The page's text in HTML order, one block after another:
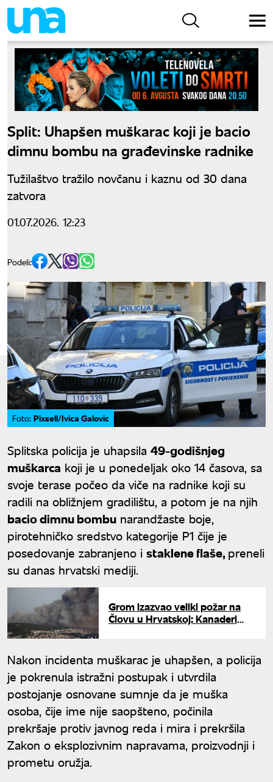
Split: Uhapšen muškarac koji je bacio
dimnu bombu na građevinske radnike
Tužilaštvo tražilo novčanu i kaznu od 30 dana
zatvora
01.07.2026. 12:23
Podeli:
Foto: Pixsell/Ivica Galovic
Splitska policija je uhapsila 49-godišnjeg
muškarca koji je u ponedeljak oko 14 časova, sa
svoje terase počeo da viče na radnike koji su
radili na obližnjem gradilištu, a potom je na njih
bacio dimnu bombu narandžaste boje,
pirotehničko sredstvo kategorije P1 čije je
posedovanje zabranjeno i staklene flaše,preneli
su danas hrvatski mediji.
Grom izazvao veliki požar na
Čiovu u Hrvatskoj: Kanaderi
Nakon incidenta muškarac je uhapšen, a policija
je pokrenula istražni postupak i utvrdila
postojanje osnovane sumnje da je muška
osoba, čije ime nije saopšteno, počinila
prekršaje protiv javnog reda i mira i prekršila
Zakon o eksplozivnim napravama, proizvodnji i
prometu oružja.